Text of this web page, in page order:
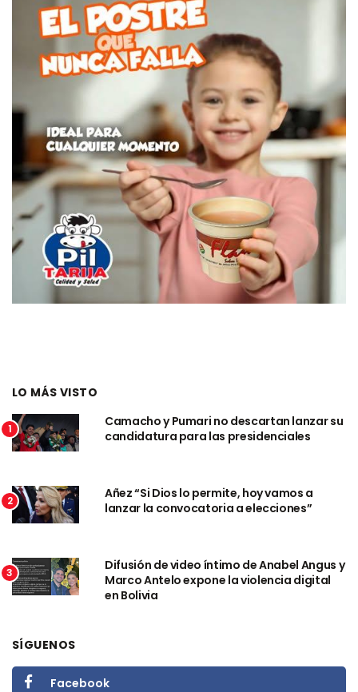
LO MÁS VISTO
1
Camacho y Pumari no descartan lanzar su
candidatura para las presidenciales
2
Añez “Si Dios lo permite, hoy vamos a
lanzar la convocatoria a elecciones”
3
Difusión de video íntimo de Anabel Angus y
Marco Antelo expone la violencia digital
en Bolivia
SÍGUENOS
Facebook